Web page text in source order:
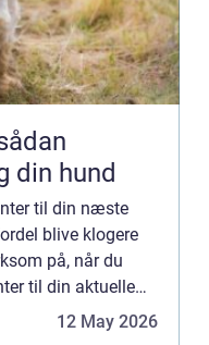
din hund
til din næste
blive klogere
på, når du
til din aktuelle
også med at
12 May 2026